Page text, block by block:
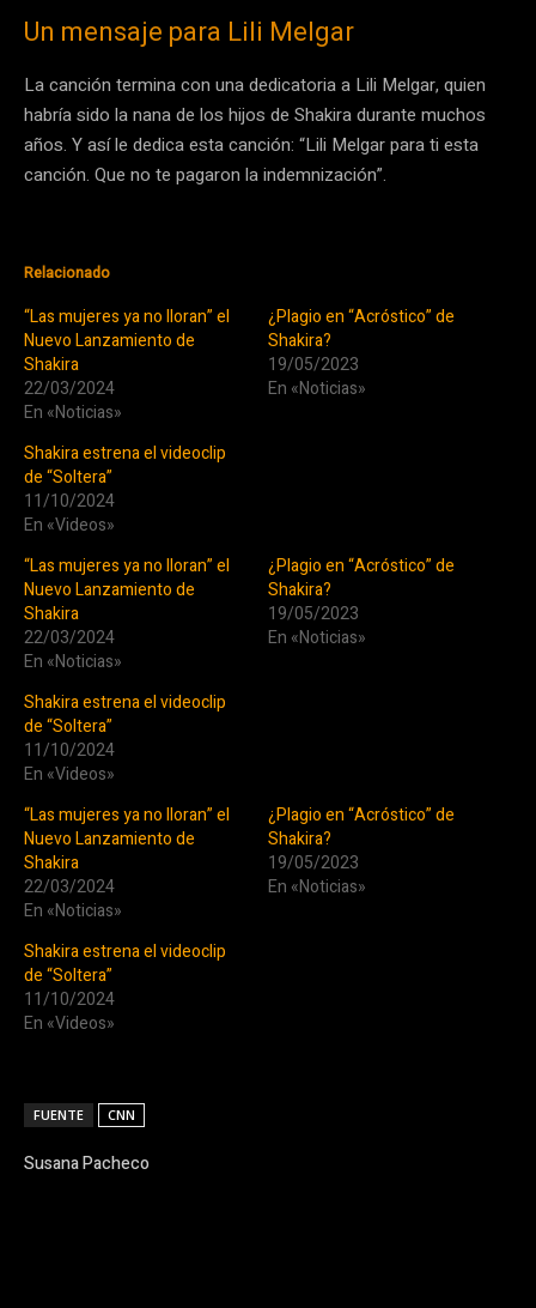
Un mensaje para Lili Melgar
La canción termina con una dedicatoria a Lili Melgar, quien
habría sido la nana de los hijos de Shakira durante muchos
años. Y así le dedica esta canción: “Lili Melgar para ti esta
canción. Que no te pagaron la indemnización”.
Relacionado
“Las mujeres ya no lloran” el
Nuevo Lanzamiento de
Shakira
22/03/2024
En «Noticias»
¿Plagio en “Acróstico” de
Shakira?
19/05/2023
En «Noticias»
Shakira estrena el videoclip
de “Soltera”
11/10/2024
En «Videos»
“Las mujeres ya no lloran” el
Nuevo Lanzamiento de
Shakira
22/03/2024
En «Noticias»
¿Plagio en “Acróstico” de
Shakira?
19/05/2023
En «Noticias»
Shakira estrena el videoclip
de “Soltera”
11/10/2024
En «Videos»
“Las mujeres ya no lloran” el
Nuevo Lanzamiento de
Shakira
22/03/2024
En «Noticias»
¿Plagio en “Acróstico” de
Shakira?
19/05/2023
En «Noticias»
Shakira estrena el videoclip
de “Soltera”
11/10/2024
En «Videos»
FUENTE CNN
Susana Pacheco